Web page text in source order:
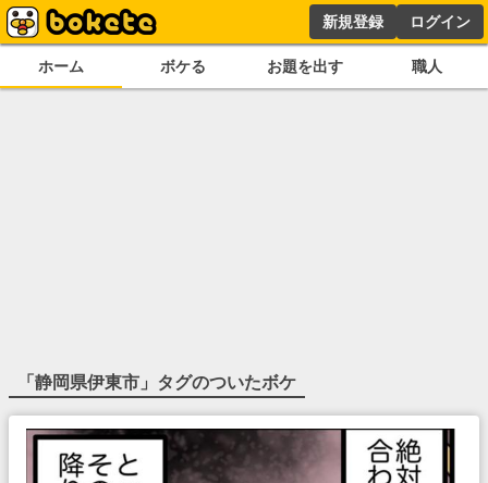
新規登録 ログイン
ホーム ボケる お題を出す 職人
「静岡県伊東市 」タグのついたボケ